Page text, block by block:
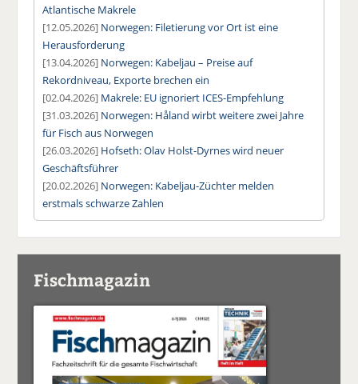
Atlantische Makrele
[12.05.2026] Norwegen: Filetierung vor Ort ist eine
Herausforderung
[13.04.2026] Norwegen: Kabeljau – Preise auf
Rekordniveau, Exporte brechen ein
[02.04.2026] Makrele: EU ignoriert ICES-Empfehlung
[31.03.2026] Norwegen: Håland wirbt weitere zwei Jahre
für Fisch aus Norwegen
[26.03.2026] Hofseth: Olav Holst-Dyrnes wird neuer
Geschäftsführer
[20.02.2026] Norwegen: Kabeljau-Züchter melden
erstmals schwarze Zahlen
Fischmagazin